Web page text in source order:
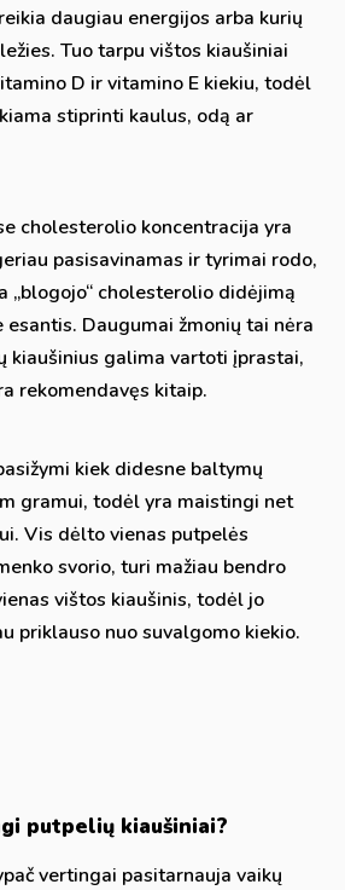
daugiau energijos arba kurių
Tuo tarpu vištos kiaušiniai
D ir vitamino E kiekiu, todėl
stiprinti kaulus, odą ar
cholesterolio koncentracija yra
pasisavinamas ir tyrimai rodo,
„blogojo“ cholesterolio didėjimą
esantis. Daugumai žmonių tai nėra
kiaušinius galima vartoti įprastai,
rekomendavęs kitaip.
kiek didesne baltymų
gramui, todėl yra maistingi net
Vis dėlto vienas putpelės
svorio, turi mažiau bendro
vištos kiaušinis, todėl jo
priklauso nuo suvalgomo kiekio.
putpelių kiaušiniai?
vertingai pasitarnauja vaikų